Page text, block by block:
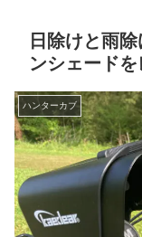
日除けと雨
ンシェード
ハンターカブ